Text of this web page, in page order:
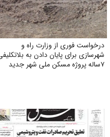
درخواست فوری از وزارت راه و
شهرسازی برای پایان دادن به
۷ساله پروژه مسکن ملی شهر جدید